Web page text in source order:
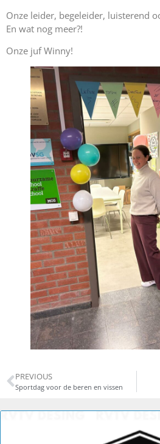
Onze leider, begeleider, luisterend
En wat nog meer?!
Onze juf Winny!
PREVIOUS
Sportdag voor de beren en vissen